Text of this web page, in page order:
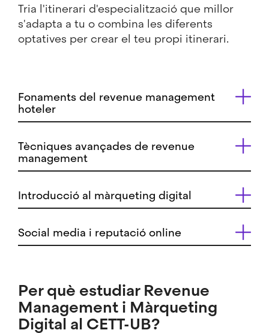
Tria l'itinerari d'especialització que millor
s'adapta a tu o combina les diferents
optatives per crear el teu propi itinerari.
Fonaments del revenue management
hoteler
Tècniques avançades de revenue
management
Introducció al màrqueting digital
Social media i reputació online
Per què estudiar Revenue
Management i Màrqueting
Digital al CETT-UB?